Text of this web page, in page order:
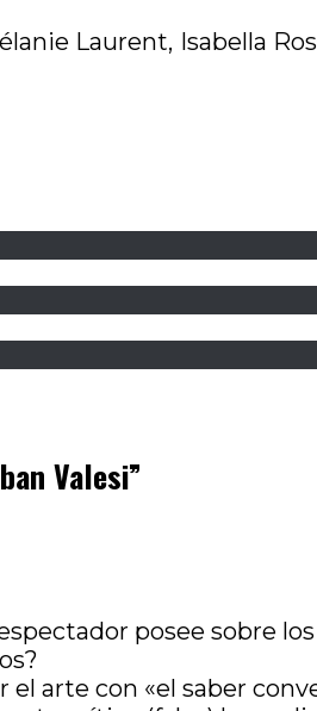
Laurent, Isabella
Valesi”
posee sobre los
arte con «el saber